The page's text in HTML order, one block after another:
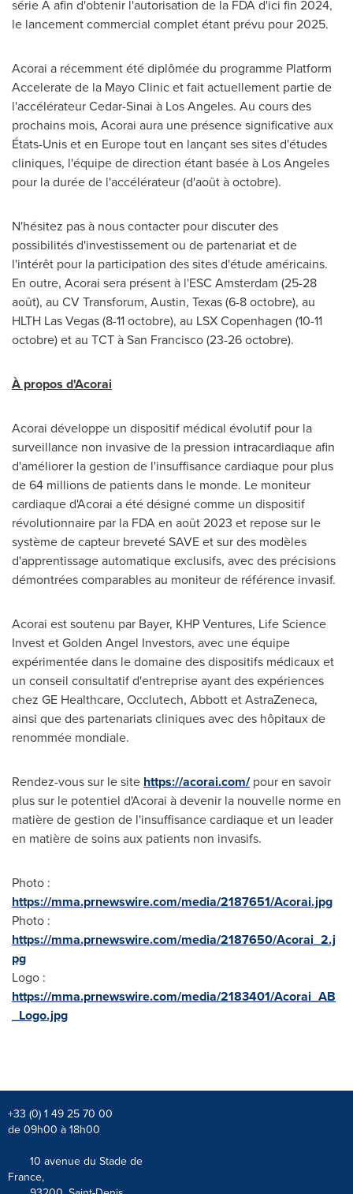
série A afin d'obtenir l'autorisation de la FDA d'ici fin 2024,
le lancement commercial complet étant prévu pour 2025.
Acorai a récemment été diplômée du programme Platform
Accelerate de la Mayo Clinic et fait actuellement partie de
l'accélérateur Cedar-Sinai à Los Angeles. Au cours des
prochains mois, Acorai aura une présence significative aux
États-Unis et en Europetout en lançant ses sites d'études
cliniques, l'équipe de direction étant basée à Los Angeles
pour la durée de l'accélérateur (d'août à octobre).
N'hésitez pas à nous contacter pour discuter des
possibilités d'investissement ou de partenariat et de
l'intérêt pour la participation des sites d'étude américains.
En outre, Acorai sera présent à l'ESC Amsterdam (25-28
août), au CV Transforum, Austin, Texas(6-8 octobre), au
HLTH Las Vegas (8-11 octobre), au LSX Copenhagen (10-11
octobre) et au TCT àSan Francisco(23-26 octobre).
À propos d'Acorai
Acorai développe un dispositif médical évolutif pour la
surveillance non invasive de la pression intracardiaque afin
d'améliorer la gestion de l'insuffisance cardiaque pour plus
de 64 millions de patients dans le monde. Le moniteur
cardiaque d'Acorai a été désigné comme un dispositif
révolutionnaire par la FDA en août 2023 et repose sur le
système de capteur breveté SAVE et sur des modèles
d'apprentissage automatique exclusifs, avec des précisions
démontrées comparables au moniteur de référence invasif.
Acorai est soutenu par Bayer, KHP Ventures, Life Science
Invest et Golden Angel Investors, avec une équipe
expérimentée dans le domaine des dispositifs médicaux et
un conseil consultatif d'entreprise ayant des expériences
chez GE Healthcare, Occlutech, Abbottet AstraZeneca,
ainsi que des partenariats cliniques avec des hôpitaux de
renommée mondiale.
Rendez-vous sur le site https://acorai.com/pour en savoir
plus sur le potentiel d'Acorai à devenir la nouvelle norme en
matière de gestion de l'insuffisance cardiaque et un leader
en matière de soins aux patients non invasifs.
Photo :
https://mma.prnewswire.com/media/2187651/Acorai.jpg
Photo :
https://mma.prnewswire.com/media/2187650/Acorai_2.j
pg
Logo :
https://mma.prnewswire.com/media/2183401/Acorai_AB
_Logo.jpg
+33 (0) 1 49 25 70 00
de 09h00 à 18h00
10 avenue du Stade de
France,